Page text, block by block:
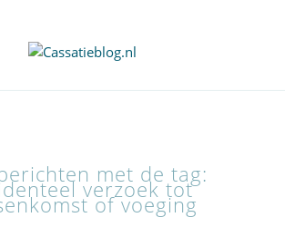
met de tag:
verzoek tot
of voeging